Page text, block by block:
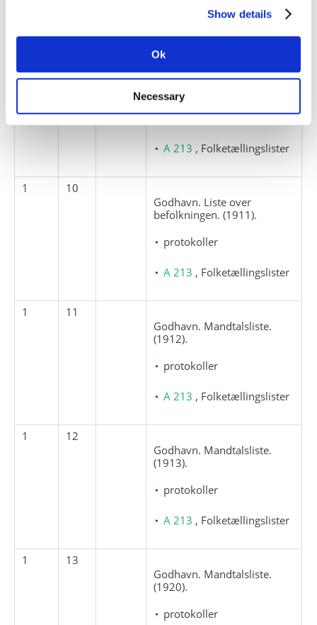
Show details
Ok
Necessary
, Folketællingslister
grønlændere og blandinger.
protokoller
A 213 , Folketællingslister
1
10
Godhavn. Liste over
befolkningen. (1911).
protokoller
A 213 , Folketællingslister
1
11
Godhavn. Mandtalsliste.
(1912).
protokoller
A 213 , Folketællingslister
1
12
Godhavn. Mandtalsliste.
(1913).
protokoller
A 213 , Folketællingslister
1
13
Godhavn. Mandtalsliste.
(1920).
protokoller